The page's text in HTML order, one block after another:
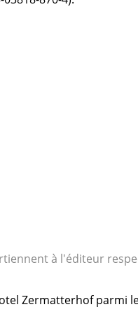
à l'éditeur
Zermatterhof parmi